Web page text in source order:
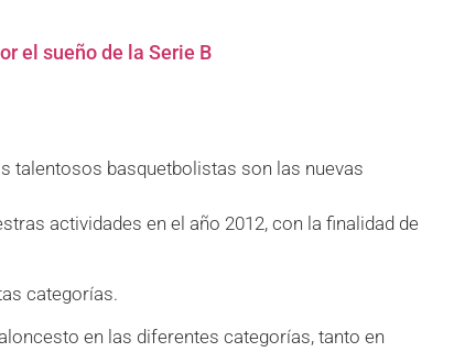
el sueño de la Serie B
talentosos basquetbolistas son las nuevas
actividades en el año 2012, con la finalidad de
categorías.
en las diferentes categorías, tanto en